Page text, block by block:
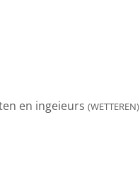
en ingeieurs (WETTEREN)